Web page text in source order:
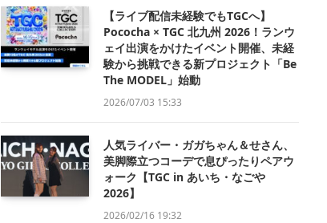
【ライブ配信未経験でもTGCへ】
Pococha × TGC 北九州 2026！ランウ
ェイ出演をかけたイベント開催、未経
験から挑戦できる新プロジェクト「Be
The MODEL」始動
2026/07/03 15:33
人気ライバー・ガガちゃん＆せさん、
美脚際立つコーデで息ぴったりペアウ
ォーク【TGC in あいち・なごや
2026】
2026/02/16 19:32